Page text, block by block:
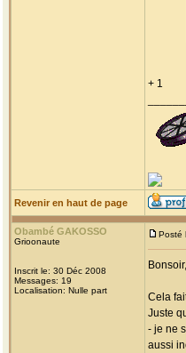
+ 1
Revenir en haut de page
Obambé GAKOSSO
Grioonaute
Inscrit le: 30 Déc 2008
Messages: 19
Localisation: Nulle part
Posté
Bonsoir,
Cela
Juste
- je ne
aussi